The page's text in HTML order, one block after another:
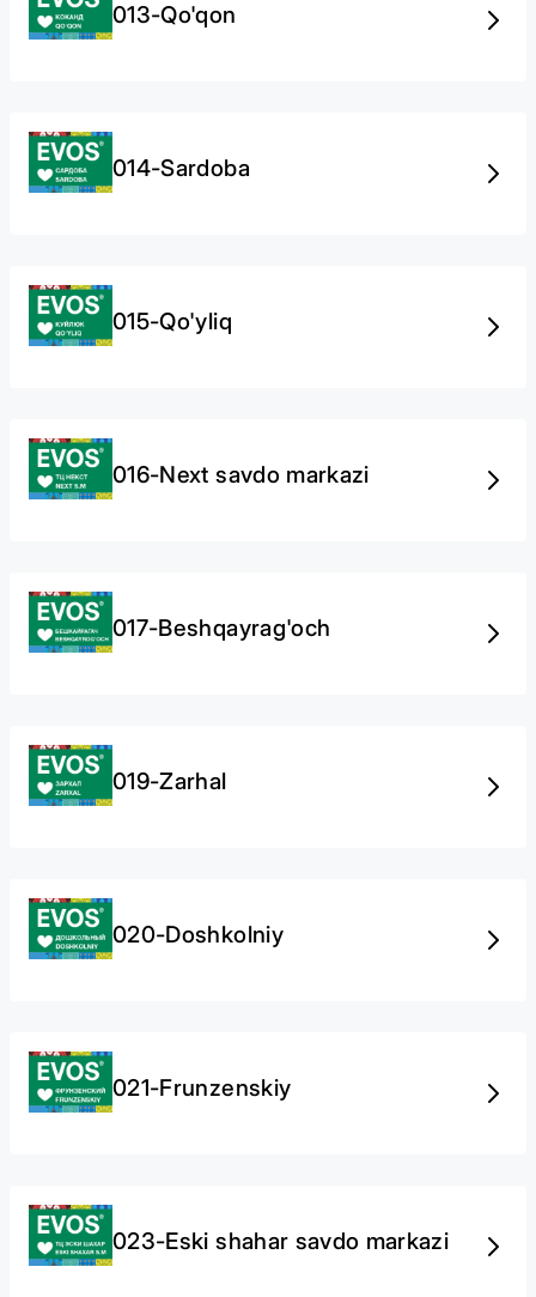
013-Qo'qon
014-Sardoba
015-Qo'yliq
016-Next savdo markazi
017-Beshqayrag'och
019-Zarhal
020-Doshkolniy
021-Frunzenskiy
023-Eski shahar savdo markazi